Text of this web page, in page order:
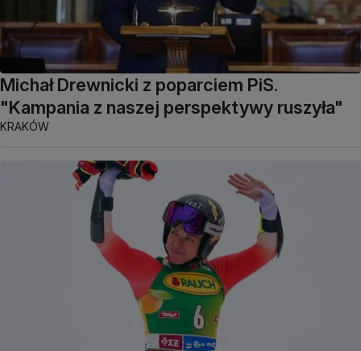
Michał Drewnicki z poparciem PiS.
"Kampania z naszej perspektywy ruszyła"
KRAKÓW